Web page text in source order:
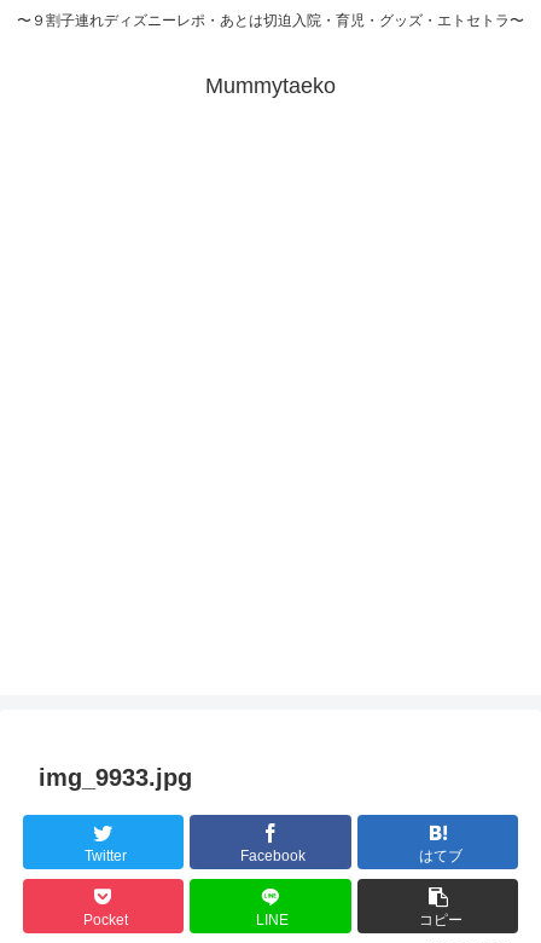
〜９割子連れディズニーレポ・あとは切迫入院・育児・グッズ・エトセトラ〜
Mummytaeko
img_9933.jpg
Twitter Facebook はてブ
Pocket LINE コピー